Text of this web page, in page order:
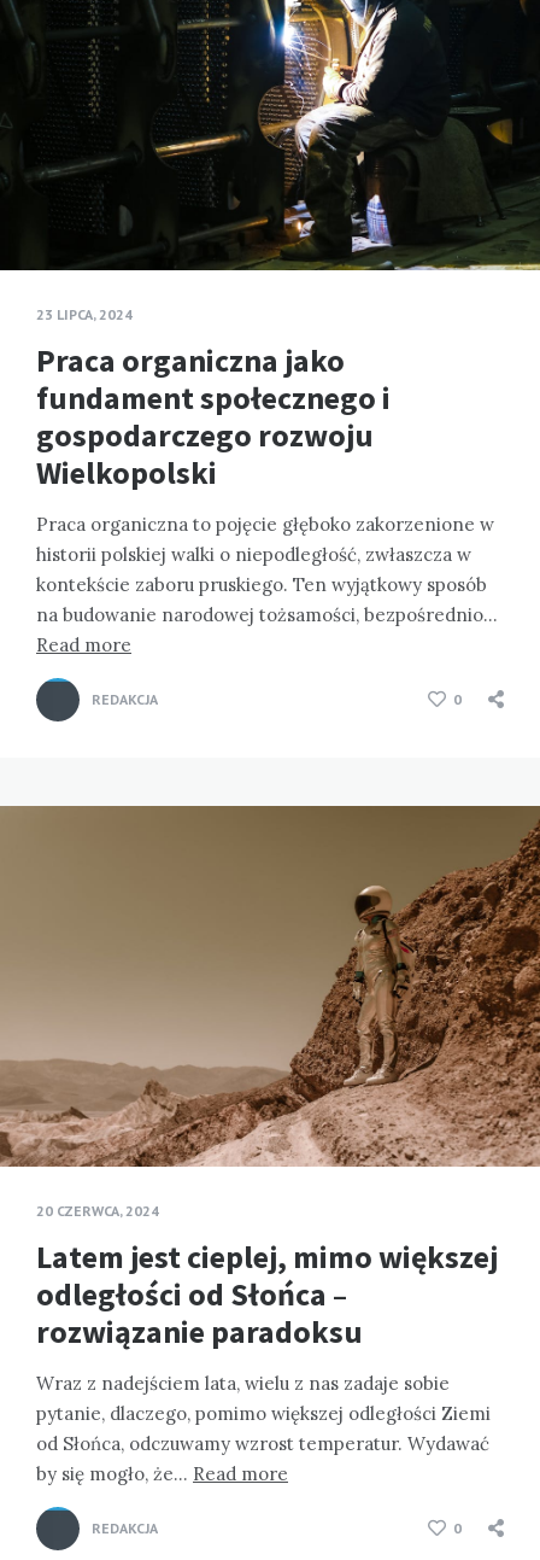
23 LIPCA, 2024
Praca organiczna jako
fundament społecznego i
gospodarczego rozwoju
Wielkopolski
Praca organiczna to pojęcie głęboko zakorzenione w
historii polskiej walki o niepodległość, zwłaszcza w
kontekście zaboru pruskiego. Ten wyjątkowy sposób
na budowanie narodowej tożsamości, bezpośrednio…
Read more
REDAKCJA 0
20 CZERWCA, 2024
Latem jest cieplej, mimo większej
odległości od Słońca –
rozwiązanie paradoksu
Wraz z nadejściem lata, wielu z nas zadaje sobie
pytanie, dlaczego, pomimo większej odległości Ziemi
od Słońca, odczuwamy wzrost temperatur. Wydawać
by się mogło, że… Read more
REDAKCJA 0